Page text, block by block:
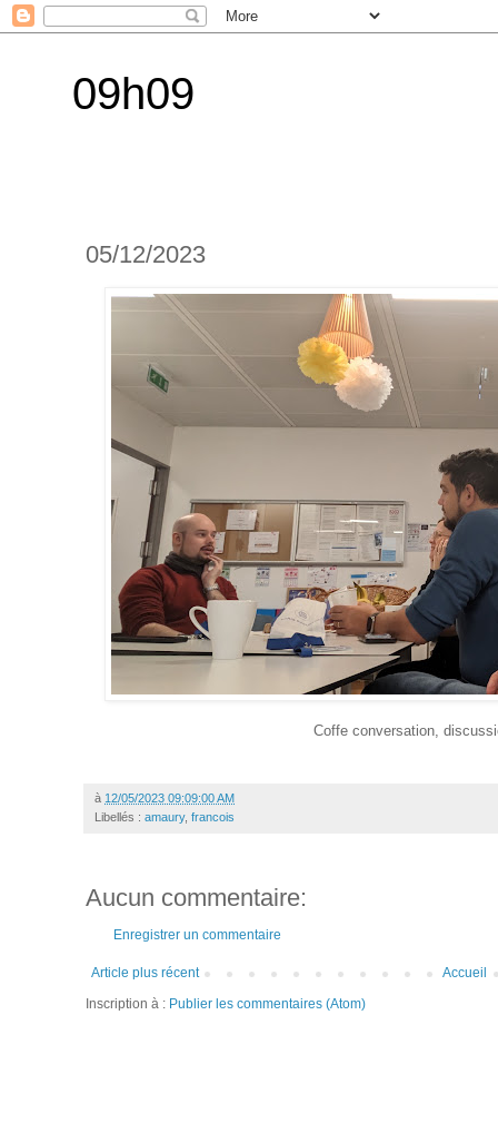
09h09
05/12/2023
Coffe conversation,
à 12/05/2023 09:09:00 AM
Libellés : amaury, francois
Aucun commentaire:
Enregistrer un commentaire
Article plus récent
Accueil
Inscription à : Publier les commentaires (Atom)